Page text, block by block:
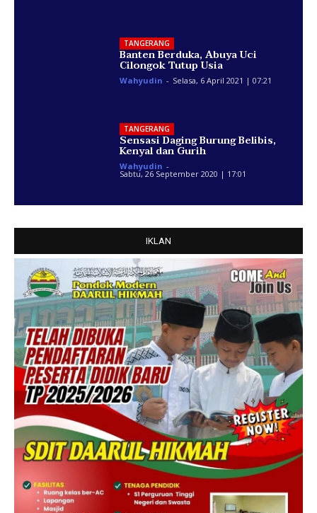
TANGERANG
Banten Berduka, Abuya Uci
Cilongok Tutup Usia
Wahyudin - Selasa, 6 April 2021 | 07:21
TANGERANG
Sensasi Daging Burung Belibis,
Kenyal dan Gurih
Wahyudin -
Sabtu, 26 September 2020 | 17:01
IKLAN